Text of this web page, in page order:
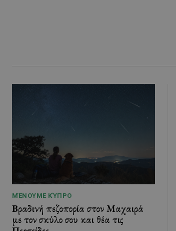
ΜΈΝΟΥΜΕ ΚΎΠΡΟ
Βραδινή πεζοπορία στον Μαχαιρά
με τον σκύλο σου και θέα τις